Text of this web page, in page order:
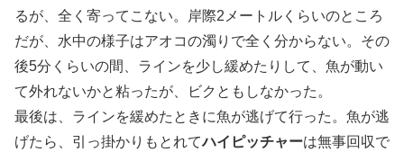
るが、全く寄ってこない。岸際2メートルくらいのところ
だが、水中の様子はアオコの濁りで全く分からない。その
後5分くらいの間、ラインを少し緩めたりして、魚が動い
て外れないかと粘ったが、ビクともしなかった。
最後は、ラインを緩めたときに魚が逃げて行った。魚が逃
げたら、引っ掛かりもとれてハイピッチャーは無事回収で